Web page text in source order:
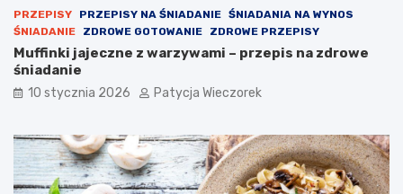
PRZEPISY PRZEPISY NA ŚNIADANIE ŚNIADANIA NA WYNOS
ŚNIADANIE
ZDROWE GOTOWANIE ZDROWE PRZEPISY
Muffinki jajeczne z warzywami – przepis na zdrowe
śniadanie
10 stycznia 2026 Patycja Wieczorek